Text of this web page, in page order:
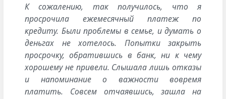
К сожалению, так получилось, что я
просрочила ежемесячный платеж по
кредиту. Были проблемы в семье, и думать о
деньгах не хотелось. Попытки закрыть
просрочку, обратившись в банк, ни к чему
хорошему не привели. Слышала лишь отказы
и напоминание о важности вовремя
платить. Совсем отчаявшись, зашла на